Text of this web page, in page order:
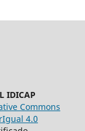
IDICAP
Commons
4.0